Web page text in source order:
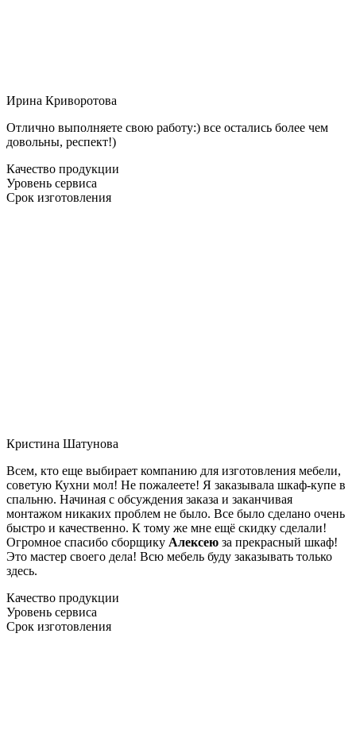
Ирина Криворотова
Отлично выполняете свою работу:) все остались более чем
довольны, респект!)
Качество продукции
Уровень сервиса
Срок изготовления
Кристина Шатунова
Всем, кто еще выбирает компанию для изготовления мебели,
советую Кухни мол! Не пожалеете! Я заказывала шкаф-купе в
спальню. Начиная с обсуждения заказа и заканчивая
монтажом никаких проблем не было. Все было сделано очень
быстро и качественно. К тому же мне ещё скидку сделали!
Огромное спасибо сборщику Алексею за прекрасный шкаф!
Это мастер своего дела! Всю мебель буду заказывать только
здесь.
Качество продукции
Уровень сервиса
Срок изготовления